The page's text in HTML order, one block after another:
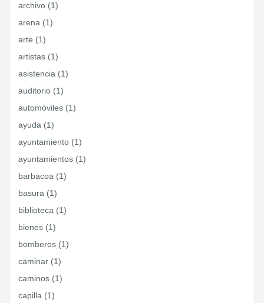
archivo (1)
arena (1)
arte (1)
artistas (1)
asistencia (1)
auditorio (1)
automóviles (1)
ayuda (1)
ayuntamiento (1)
ayuntamientos (1)
barbacoa (1)
basura (1)
biblioteca (1)
bienes (1)
bomberos (1)
caminar (1)
caminos (1)
capilla (1)